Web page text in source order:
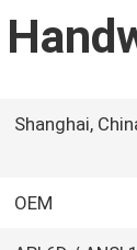
Shanghai,
OEM